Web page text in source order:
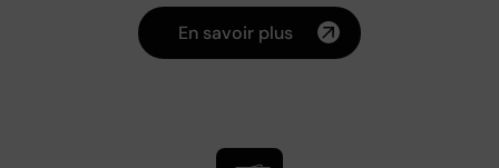
En savoir plus